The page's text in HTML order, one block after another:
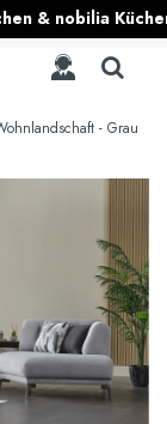
Küchen! |
- Grau